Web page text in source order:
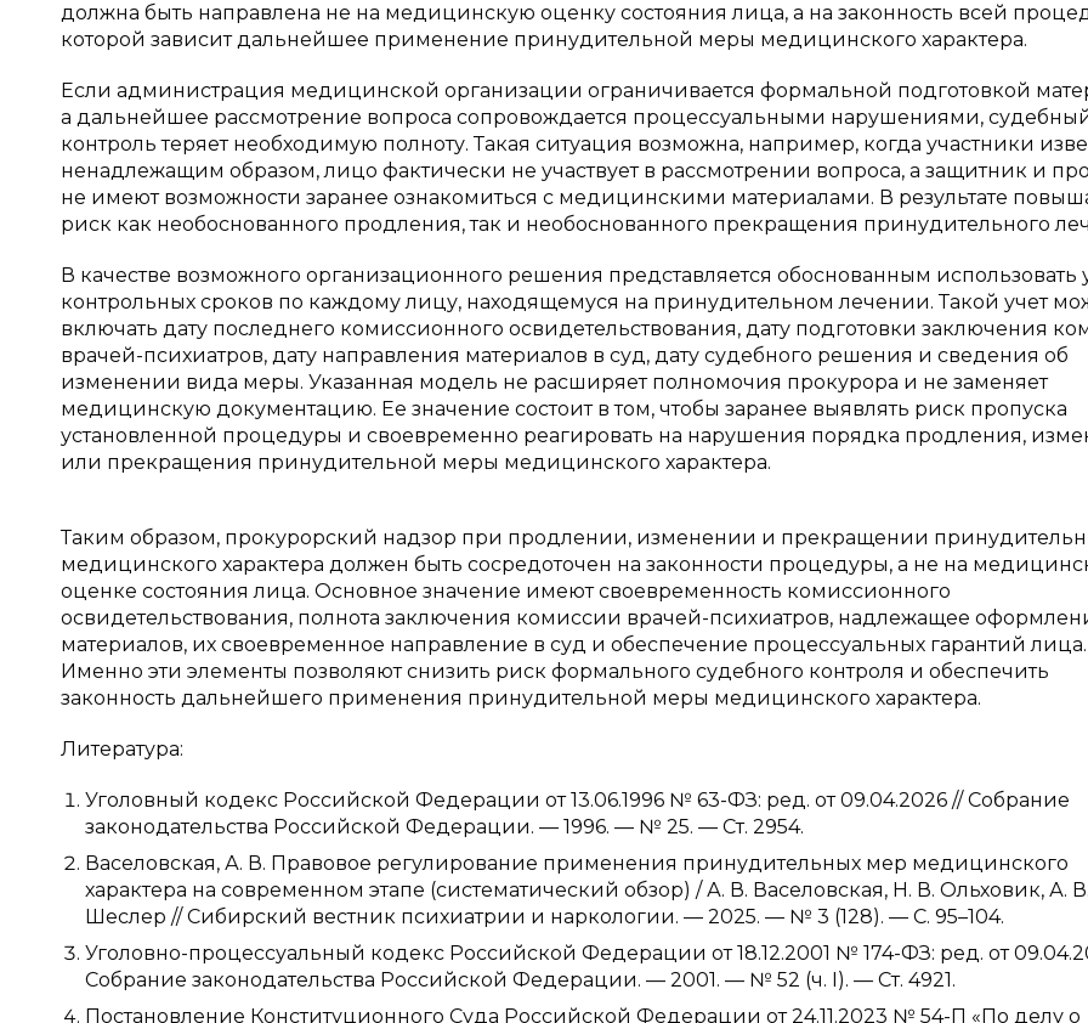
должна быть направлена не на медицинскую оценку состояния лица, а на законность всей
которой зависит дальнейшее применение принудительной меры медицинского характера.
Если администрация медицинской организации ограничивается формальной подготовкой
а дальнейшее рассмотрение вопроса сопровождается процессуальными нарушениями,
контроль теряет необходимую полноту. Такая ситуация возможна, например, когда участники
ненадлежащим образом, лицо фактически не участвует в рассмотрении вопроса, а защитник и
не имеют возможности заранее ознакомиться с медицинскими материалами. В результате
риск как необоснованного продления, так и необоснованного прекращения принудительного
В качестве возможного организационного решения представляется обоснованным использовать
контрольных сроков по каждому лицу, находящемуся на принудительном лечении. Такой учет
включать дату последнего комиссионного освидетельствования, дату подготовки заключения
врачей-психиатров, дату направления материалов в суд, дату судебного решения и сведения об
изменении вида меры. Указанная модель не расширяет полномочия прокурора и не заменяет
медицинскую документацию. Ее значение состоит в том, чтобы заранее выявлять риск пропуска
установленной процедуры и своевременно реагировать на нарушения порядка продления,
или прекращения принудительной меры медицинского характера.
Таким образом, прокурорский надзор при продлении, изменении и прекращении
медицинского характера должен быть сосредоточен на законности процедуры, а не на
оценке состояния лица. Основное значение имеют своевременность комиссионного
освидетельствования, полнота заключения комиссии врачей-психиатров, надлежащее
материалов, их своевременное направление в суд и обеспечение процессуальных гарантий лица.
Именно эти элементы позволяют снизить риск формального судебного контроля и обеспечить
законность дальнейшего применения принудительной меры медицинского характера.
Литература:
Уголовный кодекс Российской Федерации от 13.06.1996 № 63-ФЗ: ред. от 09.04.2026 // Собрание
законодательства Российской Федерации. — 1996. — № 25. — Ст. 2954.
Васеловская, А. В. Правовое регулирование применения принудительных мер медицинского
характера на современном этапе (систематический обзор) / А. В. Васеловская, Н. В. Ольховик, А. В.
Шеслер // Сибирский вестник психиатрии и наркологии. — 2025. — № 3 (128). — С. 95–104.
Уголовно-процессуальный кодекс Российской Федерации от 18.12.2001 № 174-ФЗ: ред. от
Собрание законодательства Российской Федерации. — 2001. — № 52 (ч. I). — Ст. 4921.
Постановление Конституционного Суда Российской Федерации от 24.11.2023 № 54-П «По делу о